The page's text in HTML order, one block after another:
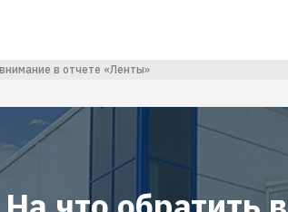
в отчете «Ленты»